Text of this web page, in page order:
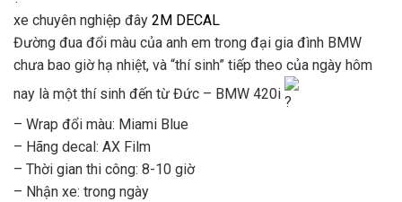
xe chuyên nghiệp đây 2M DECAL
Đường đua đổi màu của anh em trong đại gia đình BMW
chưa bao giờ hạ nhiệt, và “thí sinh” tiếp theo của ngày hôm
nay là một thí sinh đến từ Đức – BMW 420i
– Wrap đổi màu: Miami Blue
– Hãng decal: AX Film
– Thời gian thi công: 8-10 giờ
– Nhận xe: trong ngày